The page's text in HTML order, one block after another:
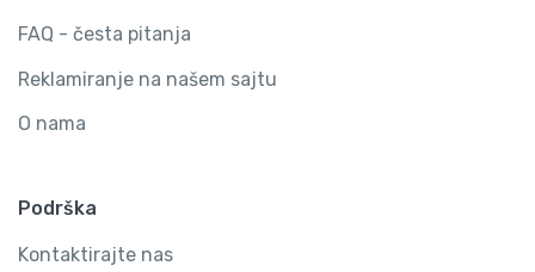
FAQ - česta pitanja
Reklamiranje na našem sajtu
O nama
Podrška
Kontaktirajte nas